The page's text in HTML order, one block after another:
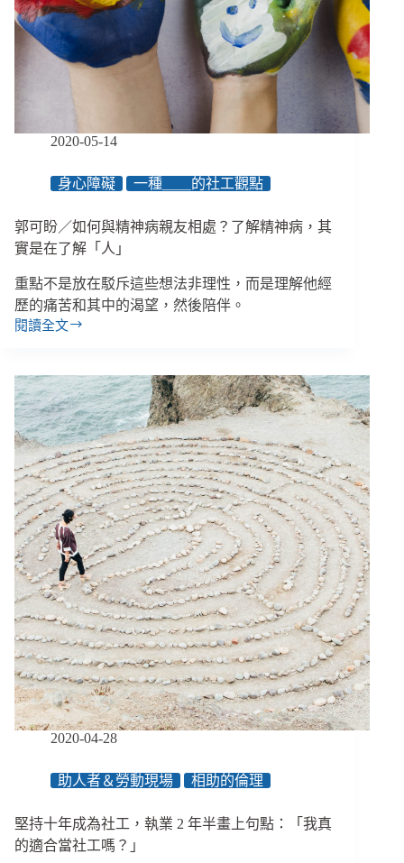
以
2020-05-14
身心障礙 一種＿＿的社工觀點
郭可盼／如何與精神病親友相處？了解精神病，其
實是在了解「人」
重點不是放在駁斥這些想法非理性，而是理解他經
歷的痛苦和其中的渴望，然後陪伴。
閱讀全文
郭
盼
／
如
何
與
精
神
病
親
友
相
處？
了
解
精
神
病，
其
實
是
2020-04-28
助人者＆勞動現場 相助的倫理
堅持十年成為社工，執業 2 年半畫上句點：「我真
的適合當社工嗎？」